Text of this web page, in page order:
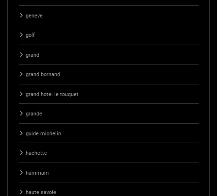
geneve
golf
grand
grand bornand
grand hotel le touquet
grande
guide michelin
hachette
hammam
haute savoie